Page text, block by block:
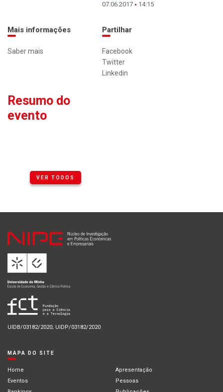
07.06.2017
14:15
Mais informações
Saber mais
Partilhar
Facebook
Twitter
Linkedin
Resumo do
evento
VER TODOS
UIDB/03182/2020; UIDP/03182/2020
MAPA DO SITE
Home
Apresentação
Eventos
Pessoas